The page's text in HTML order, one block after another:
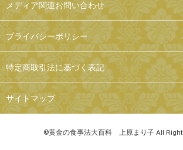
メディア関連お問い合わせ
プライバシーポリシー
特定商取引法に基づく表記
サイトマップ
©黄金の食事法大百科 上原まり子 All